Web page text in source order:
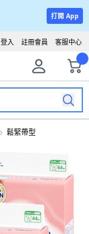
打開 App
客服中心
註冊會員
登入
鬆緊帶型